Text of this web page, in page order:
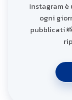
Instagram
ogni
pubblicati